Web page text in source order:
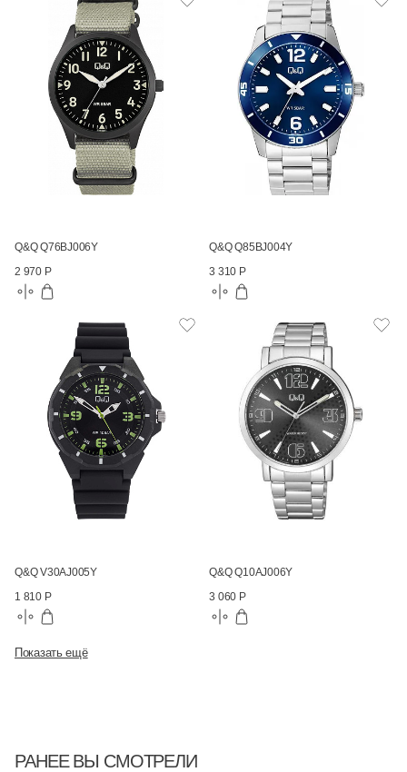
Q&Q Q76BJ006Y
2 970 Р
Q&Q Q85BJ004Y
3 310 Р
Q&Q V30AJ005Y
1 810 Р
Q&Q Q10AJ006Y
3 060 Р
Показать ещё
РАНЕЕ ВЫ СМОТРЕЛИ